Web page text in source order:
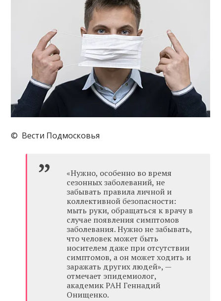
© Вести Подмосковья
«Нужно, особенно во время
сезонных заболеваний, не
забывать правила личной и
коллективной безопасности:
мыть руки, обращаться к врачу в
случае появления симптомов
заболевания. Нужно не забывать,
что человек может быть
носителем даже при отсутствии
симптомов, а он может ходить и
заражать других людей», —
отмечает эпидемиолог,
академик РАН Геннадий
Онищенко.